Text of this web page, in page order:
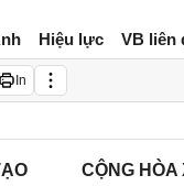
Hiệu lực VB liên
In
CỘNG HÒA